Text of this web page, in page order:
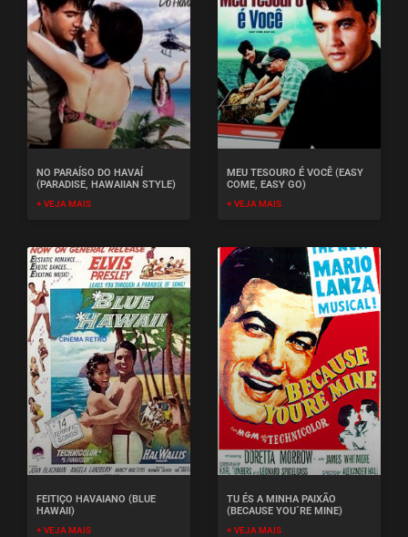
NO PARAÍSO DO HAVAÍ
(PARADISE, HAWAIIAN STYLE)
+ VEJA MAIS
MEU TESOURO É VOCÊ (EASY
COME, EASY GO)
+ VEJA MAIS
FEITIÇO HAVAIANO (BLUE
HAWAII)
+ VEJA MAIS
TU ÉS A MINHA PAIXÃO
(BECAUSE YOU´RE MINE)
+ VEJA MAIS